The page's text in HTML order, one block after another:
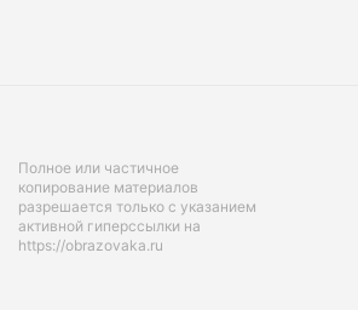
Полное или частичное
копирование материалов
разрешается только с указанием
активной гиперссылки на
https://obrazovaka.ru